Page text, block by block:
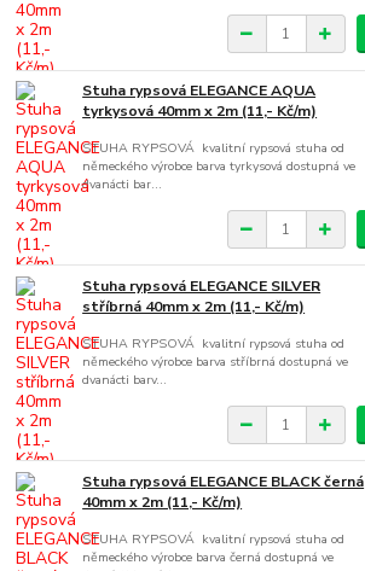
Stuha rypsová ELEGANCE AQUA
tyrkysová 40mm x 2m (11,- Kč/m)
STUHA RYPSOVÁ kvalitní rypsová stuha od
německého výrobce barva tyrkysová dostupná ve
dvanácti bar...
Stuha rypsová ELEGANCE SILVER
stříbrná 40mm x 2m (11,- Kč/m)
STUHA RYPSOVÁ kvalitní rypsová stuha od
německého výrobce barva stříbrná dostupná ve
dvanácti barv...
Stuha rypsová ELEGANCE BLACK černá
40mm x 2m (11,- Kč/m)
STUHA RYPSOVÁ kvalitní rypsová stuha od
německého výrobce barva černá dostupná ve